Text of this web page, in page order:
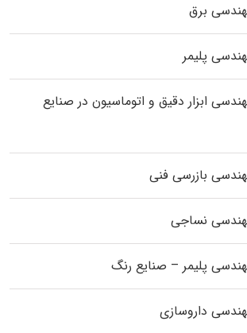
برق
پلیمر
ابزار دقیق و اتوماسیون در صنایع
بازرسی فنی
نساجی
پلیمر – صنایع رنگ
داروسازی